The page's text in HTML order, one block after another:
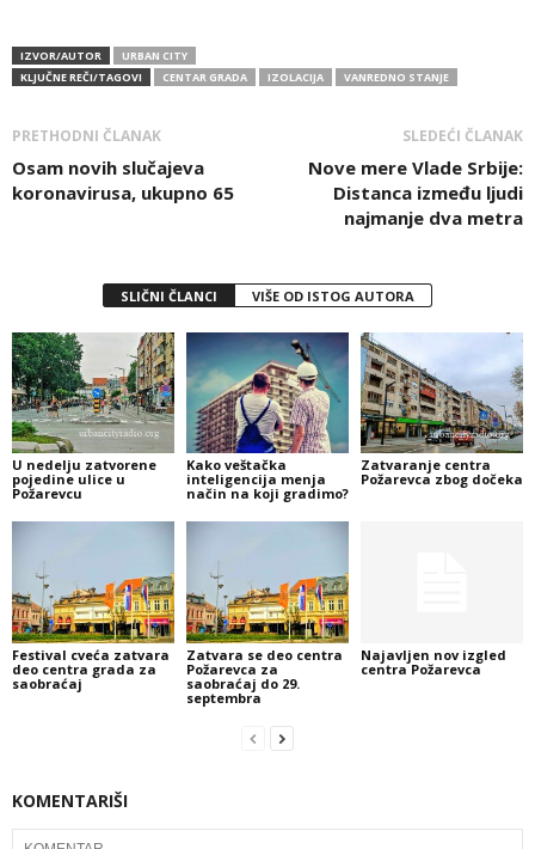
IZVOR/AUTOR
URBAN CITY
KLJUČNE REČI/TAGOVI
CENTAR GRADA IZOLACIJA VANREDNO STANJE
PRETHODNI ČLANAK
Osam novih slučajeva
koronavirusa, ukupno 65
SLEDEĆI ČLANAK
Nove mere Vlade Srbije:
Distanca između ljudi
najmanje dva metra
SLIČNI ČLANCI VIŠE OD ISTOG AUTORA
U nedelju zatvorene
pojedine ulice u
Požarevcu
Kako veštačka
inteligencija menja
način na koji gradimo?
Zatvaranje centra
Požarevca zbog dočeka
Festival cveća zatvara
deo centra grada za
saobraćaj
Zatvara se deo centra
Požarevca za
saobraćaj do 29.
septembra
Najavljen nov izgled
centra Požarevca
KOMENTARIŠI